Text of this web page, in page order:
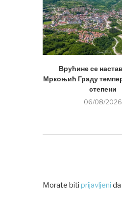
Врућине се
Мркоњић Граду
степени
06/08/2026
Morate biti prijavljeni